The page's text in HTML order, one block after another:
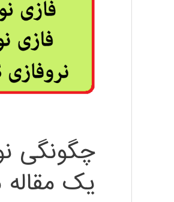
چگونگی
یک مقاله